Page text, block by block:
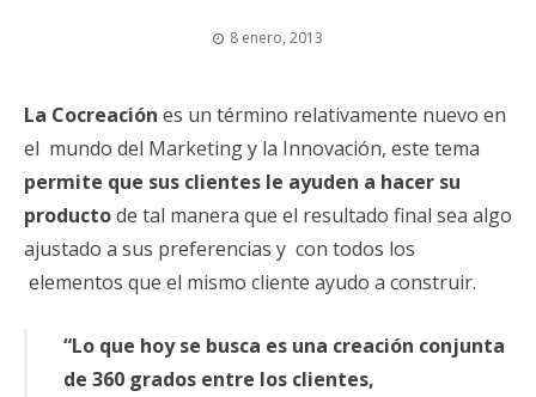
8 enero, 2013
La Cocreación es un término relativamente nuevo en
el mundo del Marketing y la Innovación, este tema
permite que sus clientes le ayuden a hacer su
productode tal manera que el resultado final sea algo
ajustado a sus preferencias y con todos los
elementos que el mismo cliente ayudo a construir.
“Lo que hoy se busca es una creación conjunta
de 360 grados entre los clientes,